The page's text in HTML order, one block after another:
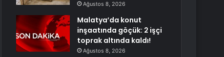
Ağustos 8, 2026
Malatya’da konut
inşaatında göçük: 2 işçi
toprak altında kaldı!
Ağustos 8, 2026